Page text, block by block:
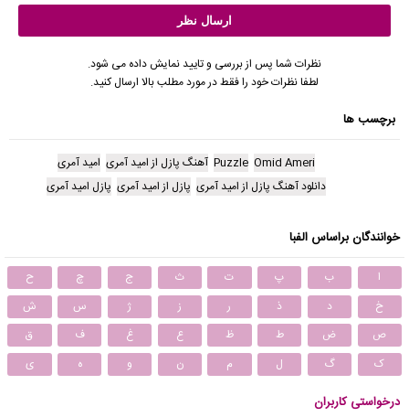
نظرات شما پس از بررسی و تایید نمایش داده می شود.
لطفا نظرات خود را فقط در مورد مطلب بالا ارسال کنید.
برچسب ها
Omid Ameri
Puzzle آهنگ پازل از امید آمری امید آمری
دانلود آهنگ پازل از امید آمری پازل از امید آمری پازل امید آمری
خوانندگان براساس الفبا
ا ب پ ت ث ج چ
ح
خ
د ذ ر ز ژ س
ش
ص
ض ط ظ ع غ ف
ق
ک
گ ل م ن و ه ی
درخواستی کاربران